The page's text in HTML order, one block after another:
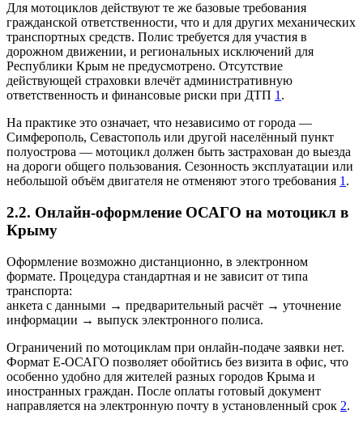
Для мотоциклов действуют те же базовые требования
гражданской ответственности, что и для других механических
транспортных средств. Полис требуется для участия в
дорожном движении, и региональных исключений для
Республики Крым не предусмотрено. Отсутствие
действующей страховки влечёт административную
ответственность и финансовые риски при ДТП 1.
На практике это означает, что независимо от города —
Симферополь, Севастополь или другой населённый пункт
полуострова — мотоцикл должен быть застрахован до выезда
на дороги общего пользования. Сезонность эксплуатации или
небольшой объём двигателя не отменяют этого требования 1.
2.2. Онлайн-оформление ОСАГО на мотоцикл в
Крыму
Оформление возможно дистанционно, в электронном
формате. Процедура стандартная и не зависит от типа
транспорта:
анкета с данными → предварительный расчёт → уточнение
информации → выпуск электронного полиса.
Ограничений по мотоциклам при онлайн‑подаче заявки нет.
Формат E‑ОСАГО позволяет обойтись без визита в офис, что
особенно удобно для жителей разных городов Крыма и
иностранных граждан. После оплаты готовый документ
направляется на электронную почту в установленный срок 2.